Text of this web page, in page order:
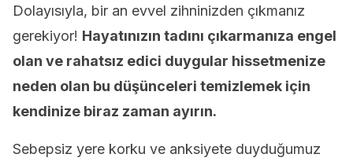
Dolayısıyla, bir an evvel zihninizden çıkmanız
gerekiyor! Hayatınızın tadını çıkarmanıza engel
olan ve rahatsız edici duygular hissetmenize
neden olan bu düşünceleri temizlemek için
kendinize biraz zaman ayırın.
Sebepsiz yere korku ve anksiyete duyduğumuz